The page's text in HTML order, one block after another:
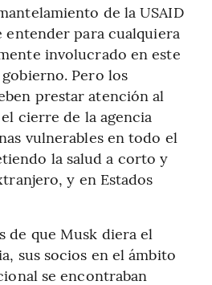
de la USAID
para cualquiera
involucrado en este
Pero los
prestar atención al
cierre de la agencia
vulnerables en todo el
la salud a corto y
y en Estados
de que Musk diera el
sus socios en el ámbito
se encontraban